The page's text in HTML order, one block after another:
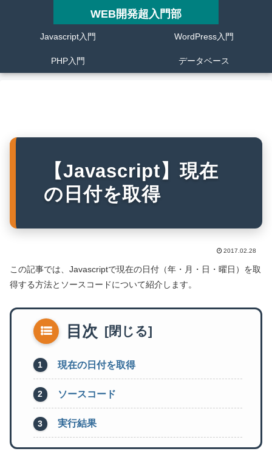
WEB開発超入門部
Javascript入門 WordPress入門
PHP入門 データベース
【Javascript】現在
の日付を取得
2017.02.28
この記事では、Javascriptで現在の日付（年・月・日・曜日）を取
得する方法とソースコードについて紹介します。
目次
現在の日付を取得
ソースコード
実行結果